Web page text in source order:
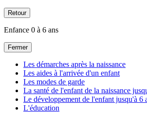
Retour
Enfance 0 à 6 ans
Fermer
Les démarches après la naissance
Les aides à l'arrivée d'un enfant
Les modes de garde
La santé de l'enfant de la naissance
Le développement de l'enfant jusqu'à 6
L'éducation